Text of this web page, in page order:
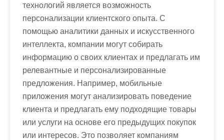
технологий является возможность
персонализации клиентского опыта. С
помощью аналитики данных и искусственного
интеллекта, компании могут собирать
информацию о своих клиентах и предлагать им
релевантные и персонализированные
предложения. Например, мобильные
приложения могут анализировать поведение
клиента и предлагать ему подходящие товары
или услуги на основе его предыдущих покупок
или интересов. Это позволяет компаниям